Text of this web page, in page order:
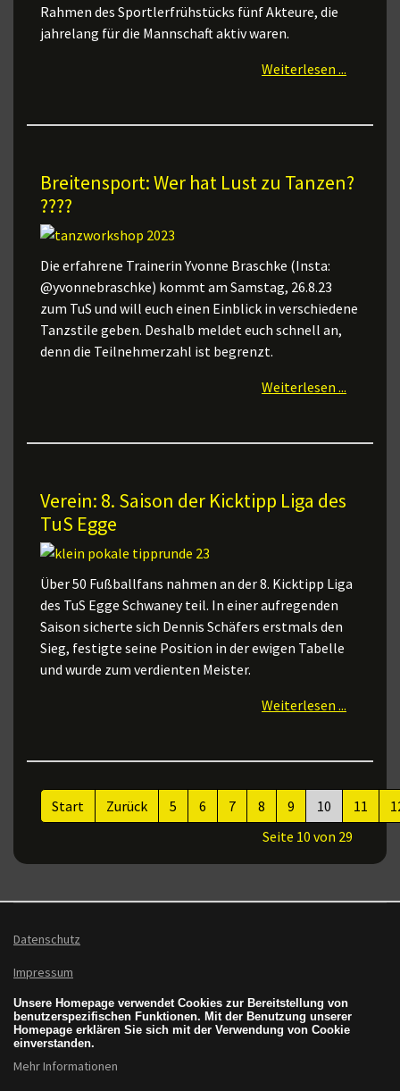
Rahmen des Sportlerfrühstücks fünf Akteure, die
jahrelang für die Mannschaft aktiv waren.
Weiterlesen ...
Breitensport: Wer hat Lust zu Tanzen?
????
Die erfahrene Trainerin Yvonne Braschke (Insta:
@yvonnebraschke) kommt am Samstag, 26.8.23
zum TuS und will euch einen Einblick in verschiedene
Tanzstile geben. Deshalb meldet euch schnell an,
denn die Teilnehmerzahl ist begrenzt.
Weiterlesen ...
Verein: 8. Saison der Kicktipp Liga des
TuS Egge
Über 50 Fußballfans nahmen an der 8. Kicktipp Liga
des TuS Egge Schwaney teil. In einer aufregenden
Saison sicherte sich Dennis Schäfers erstmals den
Sieg, festigte seine Position in der ewigen Tabelle
und wurde zum verdienten Meister.
Weiterlesen ...
Seite 10 von 29
Start Zurück 5 6 7 8 9 10 11
Datenschutz
Impressum
Unsere Homepage verwendet Cookies zur Bereitstellung von
benutzerspezifischen Funktionen. Mit der Benutzung unserer
Homepage erklären Sie sich mit der Verwendung von Cookie
einverstanden.
Mehr Informationen